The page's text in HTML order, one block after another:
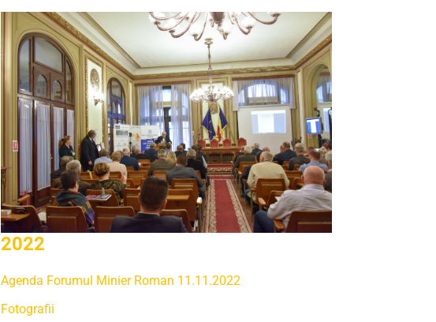
2022
Agenda Forumul Minier Roman 11.11.2022
Fotografii